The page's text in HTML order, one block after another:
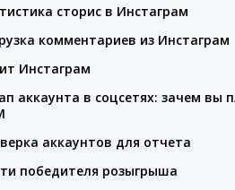
сторис в Инстаграм
комментариев из Инстаграм
Инстаграм
аккаунта в соцсетях: зачем вы
аккаунтов для отчета
победителя розыгрыша